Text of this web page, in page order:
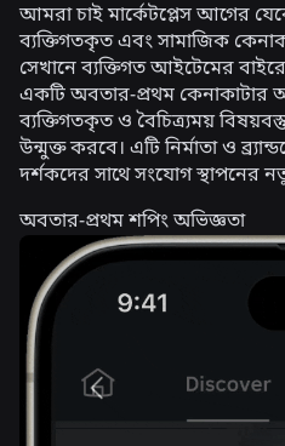
আমরা চাই মার্কেটপ্লেস আগের
ব্যক্তিগতকৃত এবং সামাজিক
সেখানে ব্যক্তিগত আইটেমের
একটি অবতার-প্রথম কেনাকাটার
ব্যক্তিগতকৃত ও বৈচিত্র্যময়
উন্মুক্ত করবে। এটি নির্মাতা ও
দর্শকদের সাথে সংযোগ স্থাপনের
অবতার-প্রথম শপিং অভিজ্ঞতা